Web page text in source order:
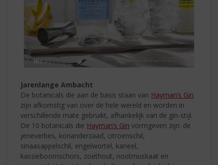
Jarenlange Ambacht
De botanicals die aan de basis staan van Hayman’s Gin
zijn afkomstig van over de hele wereld en worden in
verschillende mate gebruikt, afhankelijk van de gin-stijl.
De 10 botanicals die Hayman’s Gin vormgeven zijn: de
jeneverbes, korianderzaad, citroenschil,
sinaasappelschil, engelwortel, kaneel,
kassieboomschors, zoethout, nootmuskaat en